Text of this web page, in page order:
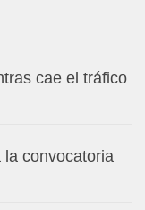
cae el tráfico
la convocatoria